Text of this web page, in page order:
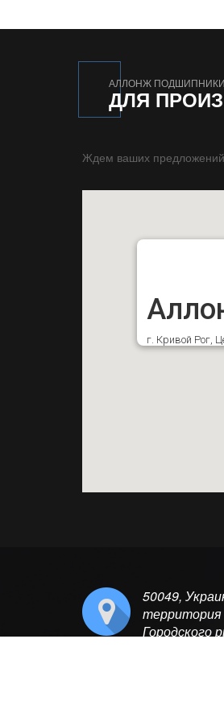
АЛЛОНЖ
ДЛЯ
Ждем ваших
г. Кривой Рог,
50049,
Городского